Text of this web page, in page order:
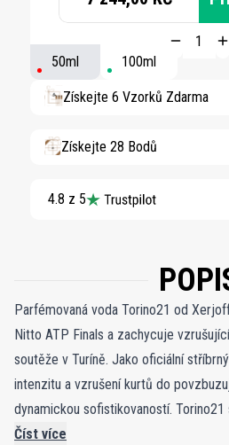
50ml 100ml
Získejte 6 Vzorků Zdarma
Získejte 28 Bodů
4.8 z 5
Parfémovaná voda Torino21 od
Nitto ATP Finals a zachycuje
soutěže v Turíně. Jako oficiální
intenzitu a vzrušení kurtů do
dynamickou sofistikovaností.
pikantních citrusů a dodává
Číst více